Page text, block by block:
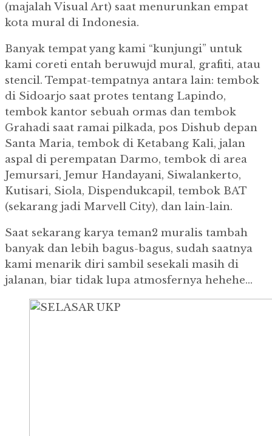
(majalah Visual Art) saat menurunkan empat
kota mural di Indonesia.
Banyak tempat yang kami “kunjungi” untuk
kami coreti entah beruwujd mural, grafiti, atau
stencil. Tempat-tempatnya antara lain: tembok
di Sidoarjo saat protes tentang Lapindo,
tembok kantor sebuah ormas dan tembok
Grahadi saat ramai pilkada, pos Dishub depan
Santa Maria, tembok di Ketabang Kali, jalan
aspal di perempatan Darmo, tembok di area
Jemursari, Jemur Handayani, Siwalankerto,
Kutisari, Siola, Dispendukcapil, tembok BAT
(sekarang jadi Marvell City), dan lain-lain.
Saat sekarang karya teman2 muralis tambah
banyak dan lebih bagus-bagus, sudah saatnya
kami menarik diri sambil sesekali masih di
jalanan, biar tidak lupa atmosfernya hehehe…